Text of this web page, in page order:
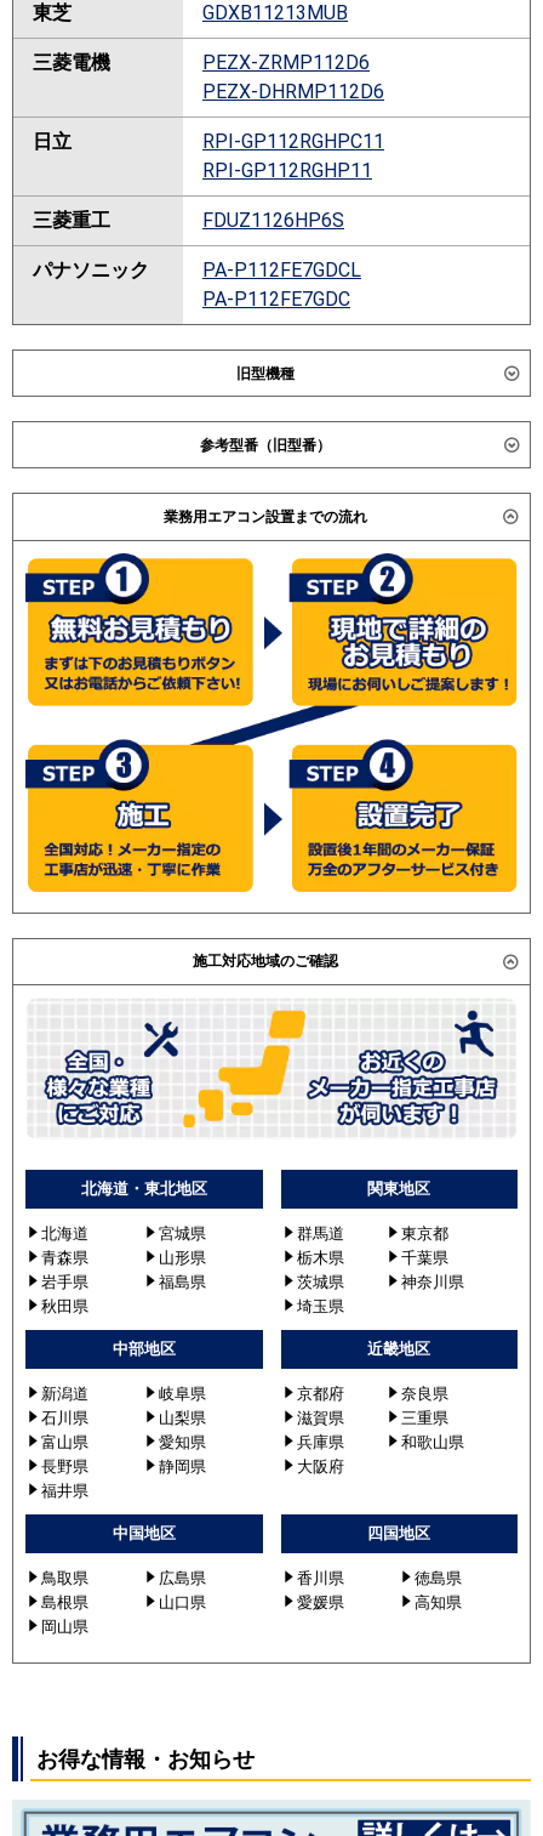
東芝 GDXB11213MUB
三菱電機
PEZX-ZRMP112D6
PEZX-DHRMP112D6
日立
RPI-GP112RGHPC11
RPI-GP112RGHP11
三菱重工 FDUZ1126HP6S
パナソニック
PA-P112FE7GDCL
PA-P112FE7GDC
旧型機種
ダイキン
東芝
RDXB11233MU
RDXB11233MUB
PEZX-ZRMP112DR
PEZX-ZRMP112D2
PEZX-ZRMP112DY
PEZX-ZRMP112DZ
PEZX-ZRMP112D3
PEZX-ZRMP112D4
PEZX-ZRMP112D5
PEZX-DHRMP112D2
PEZX-DHRMP112D3
PEZX-DHRMP112D4
PEZX-DHRMP112D5
日立
RPI-GP112RGHPC3
RPI-AP112GHPC8
RPI-GP112RGHP3
RPI-AP112GHP8
RPI-GP112RGHPC5
RPI-AP112GHP8-kobe
RPI-GP112RGHP5
RPI-GP112RGHPC4
RPI-GP112RGHP9
RPI-GP112RGHPC6
RPI-GP112RGHPC7
RPI-GP112RGHP4
RPI-GP112RGHP6
RPI-GP112RGHPC8
RPI-GP112RGHP8
三菱重工
FDUZ1125HP5S
パナソニック
PA-P112FE7GD
PA-P112FE7GDNB
PA-P112FE6GDN
PA-P112FE6GDB
参考型番（旧型番）
日立 RPI-GP112RGHPC / RPI-AP112GHP2 / RPI-
AP112GHP2 / 三菱電機 PEZX-ZRMP112DK / PEZX-
ZRP112DD / PEZX-ZRP112DE /
(こちらの型番は参考です。メーカーや仕様によって価格
は異なります。旧型番は在庫切れの可能性がございま
す。）
業務用エアコン設置までの流れ
施工対応地域のご確認
北海道・東北地区
北海道
宮城県
青森県
山形県
岩手県
福島県
秋田県
関東地区
群馬道
東京都
栃木県
千葉県
茨城県
神奈川県
埼玉県
中部地区
新潟道
岐阜県
石川県
山梨県
富山県
愛知県
長野県
静岡県
福井県
近畿地区
京都府
奈良県
滋賀県
三重県
兵庫県
和歌山県
大阪府
中国地区
鳥取県
広島県
島根県
山口県
岡山県
四国地区
香川県
徳島県
愛媛県
高知県
お得な情報・お知らせ